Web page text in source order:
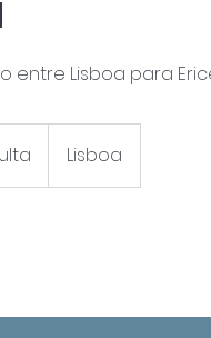
entre Lisboa para
Lisboa